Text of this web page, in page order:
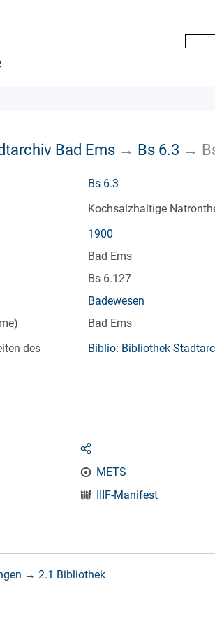
Bad Ems → Bs 6.3 →
Bs 6.3
Kochsalzhaltige
1900
Bad Ems
Bs 6.127
Badewesen
Bad Ems
des
Biblio: Bibliothek
METS
IIIF-Manifest
→ 2.1 Bibliothek